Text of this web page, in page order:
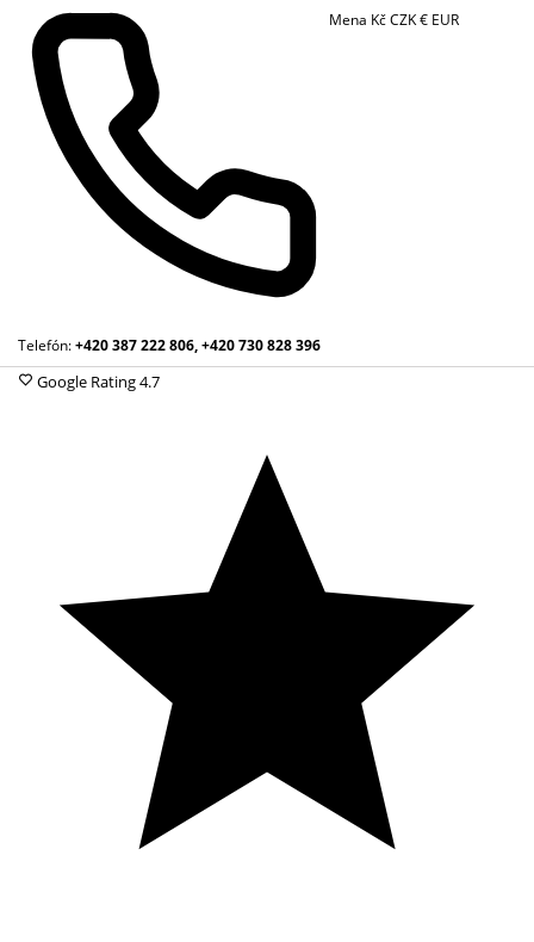
Telefón:+420 387 222 806, +420 730 828 396
Mena KčCZK€ EUR
Google Rating4.7